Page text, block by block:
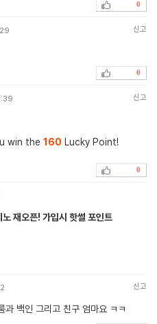
0
신고
0
신고
win the 160 Lucky Point!
0
재오픈! 가입시 핫썰 포인트
신고
과 백인 그리고 친구 엄마요 ㅋㅋ